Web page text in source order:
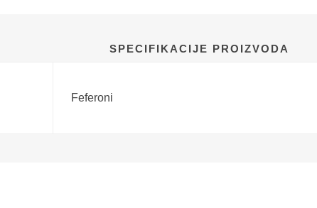
SPECIFIKACIJE PROIZVODA
Feferoni